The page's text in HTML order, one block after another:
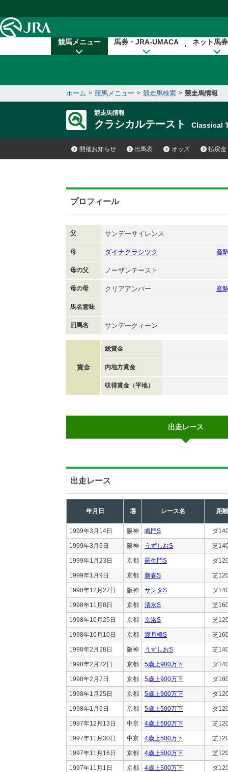
競馬メニュー 馬券・JRA-UMACA ネット馬
ホーム > 競馬メニュー > 競走馬検索 > 競走馬情報
競走馬情報
クラシカルテースト Classical
開催お知らせ 出馬表 オッズ 払戻金
プロフィール
父 サンデーサイレンス
母 ダイナクラシツク 産
母の父 ノーザンテースト
母の母 クリアアンバー 産
馬名意味
旧馬名 サンデークィーン
賞金
総賞金
内地方賞金
収得賞金（平地）
出走レース
出走レース
年月日 場 レース名 距離
1999年3月14日 阪神 鳴門S ダ
1999年3月6日 阪神 うずしおS 芝
1999年1月23日 京都 羅生門S ダ
1999年1月9日 京都 新春S 芝
1998年12月27日 阪神 サンタS ダ
1998年11月8日 京都 清水S 芝
1998年10月25日 京都 京洛S 芝
1998年10月10日 京都 渡月橋S 芝
1998年2月28日 阪神 うずしおS 芝
1998年2月22日 京都 5歳上900万下 ダ
1998年2月7日 京都 5歳上900万下 ダ
1998年1月25日 京都 5歳上900万下 ダ
1998年1月6日 京都 5歳上500万下 ダ
1997年12月13日 中京 4歳上500万下 芝
1997年11月30日 中京 4歳上500万下 芝
1997年11月16日 京都 4歳上500万下 芝
1997年11月1日 京都 4歳上500万下 ダ